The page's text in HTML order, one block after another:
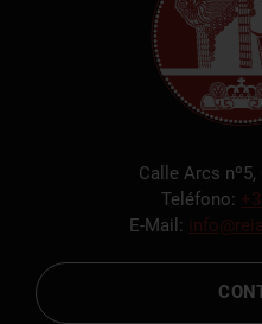
Calle Arcs
Teléfono:
E-Mail: